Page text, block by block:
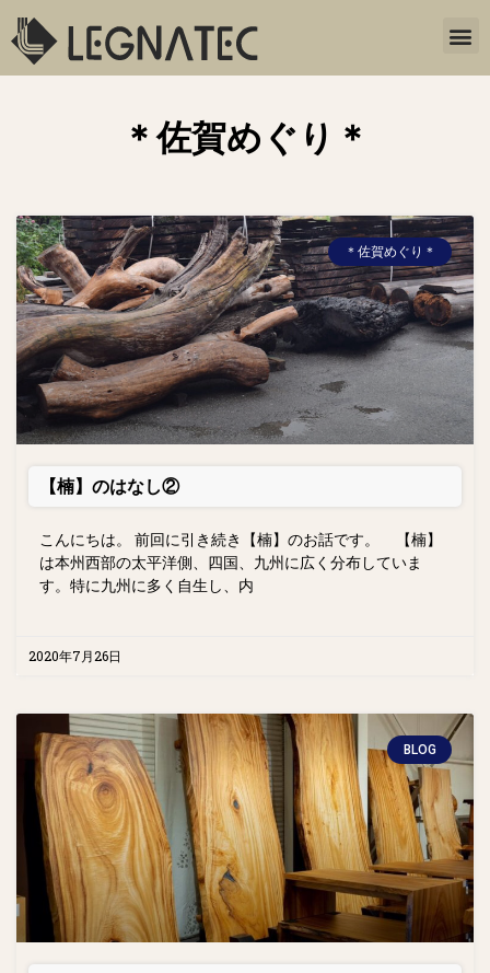
＊佐賀めぐり＊
＊佐賀めぐり＊
【楠】のはなし②
こんにちは。 前回に引き続き【楠】のお話です。 【楠】
は本州西部の太平洋側、四国、九州に広く分布していま
す。特に九州に多く自生し、内
2020年7月26日
BLOG